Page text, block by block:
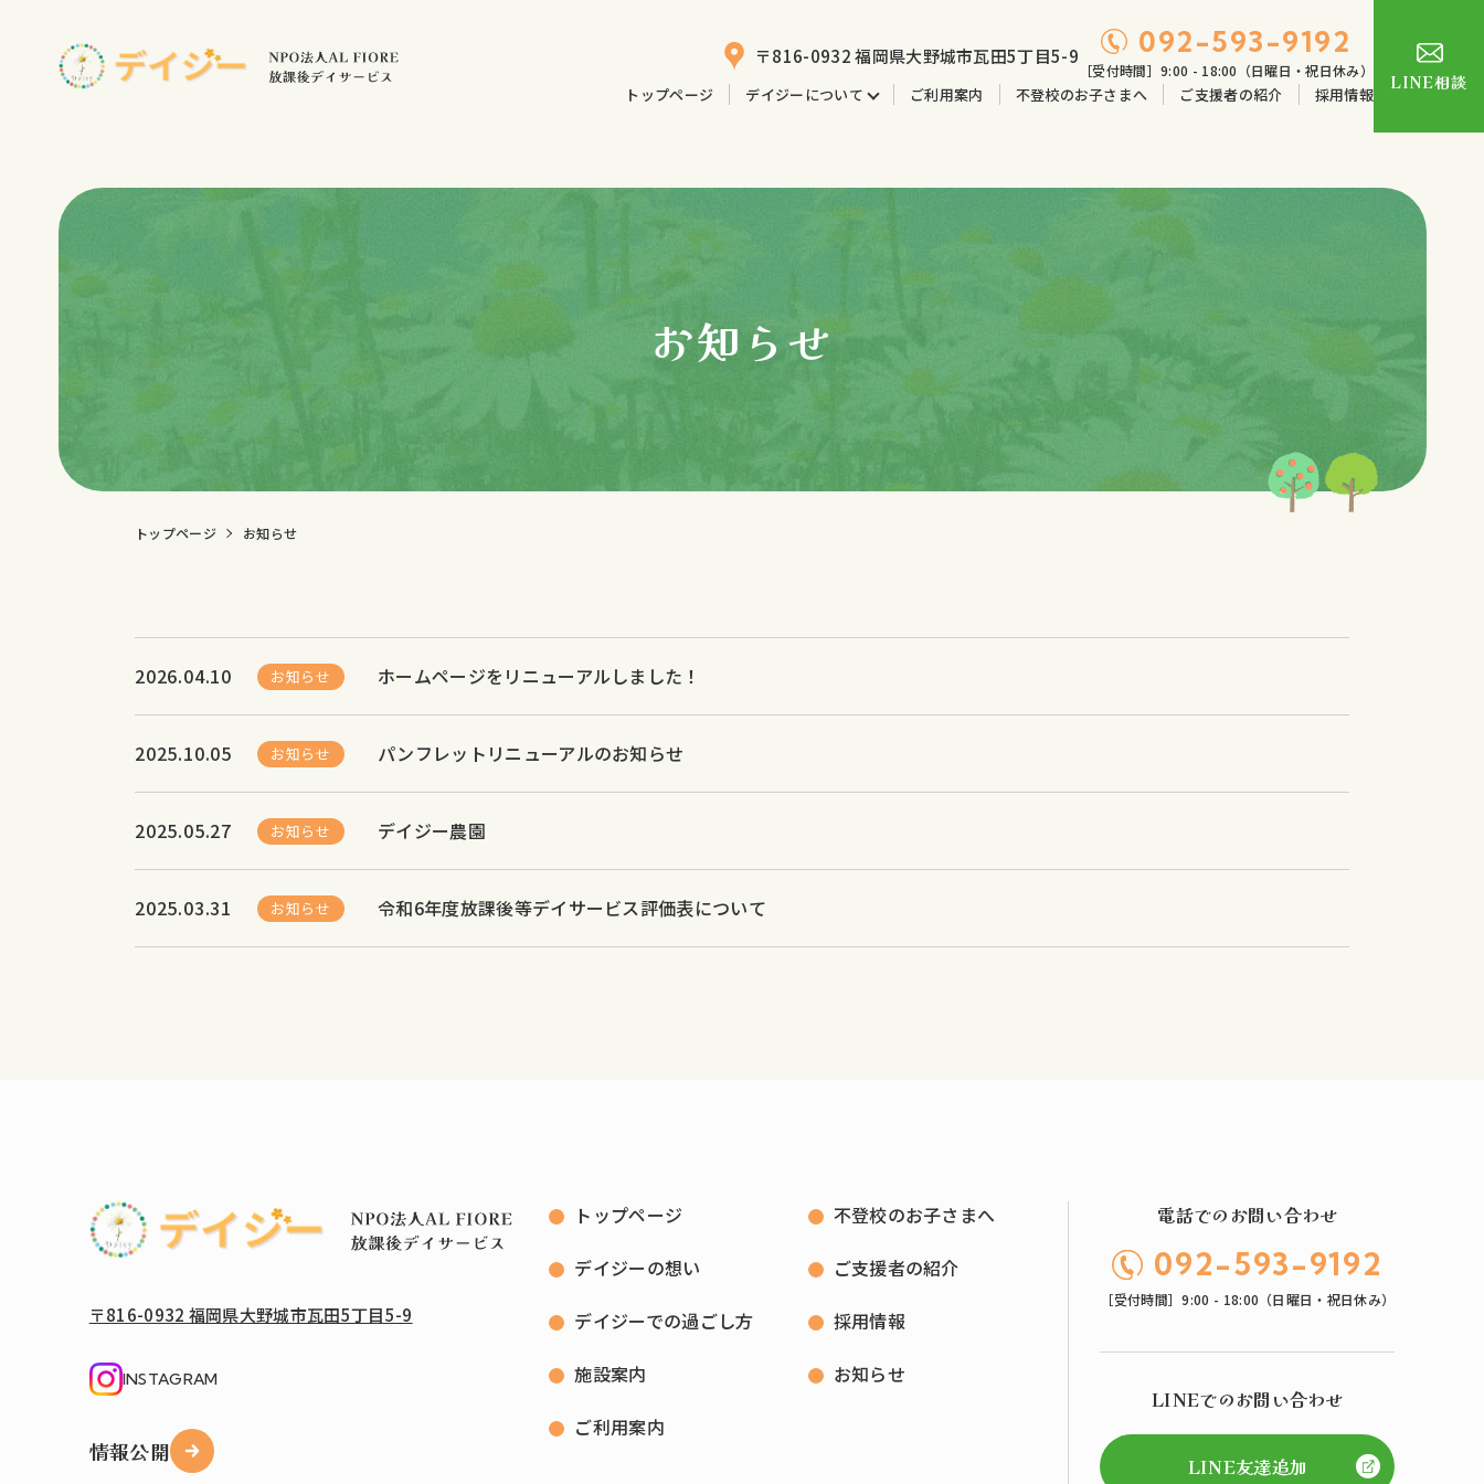
〒816-0932 福岡県大野城市瓦田5丁目5-9 092-593-9192
［受付時間］9:00 - 18:00（日曜日・祝日休み）
トップページ デイジーについて ご利用案内 不登校のお子さまへ ご支援者の紹介 採用情報
LINE相談
お知らせ
トップページ お知らせ
2026.04.10 お知らせ ホームページをリニューアルしました！
2025.10.05 お知らせ パンフレットリニューアルのお知らせ
2025.05.27 お知らせ デイジー農園
2025.03.31 お知らせ 令和6年度放課後等デイサービス評価表について
〒816-0932 福岡県大野城市瓦田5丁目5-9
INSTAGRAM
情報公開
トップページ
デイジーの想い
デイジーでの過ごし方
施設案内
ご利用案内
不登校のお子さまへ
ご支援者の紹介
採用情報
お知らせ
電話でのお問い合わせ
092-593-9192
［受付時間］9:00 - 18:00（日曜日・祝日休み）
LINEでのお問い合わせ
LINE友達追加